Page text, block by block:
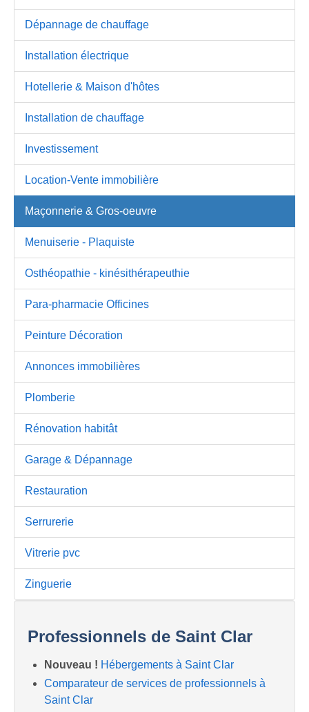
Dépannage de chauffage
Installation électrique
Hotellerie & Maison d'hôtes
Installation de chauffage
Investissement
Location-Vente immobilière
Maçonnerie & Gros-oeuvre
Menuiserie - Plaquiste
Osthéopathie - kinésithérapeuthie
Para-pharmacie Officines
Peinture Décoration
Annonces immobilières
Plomberie
Rénovation habitât
Garage & Dépannage
Restauration
Serrurerie
Vitrerie pvc
Zinguerie
Professionnels de Saint Clar
Nouveau ! Hébergements à Saint Clar
Comparateur de services de professionnels à
Saint Clar